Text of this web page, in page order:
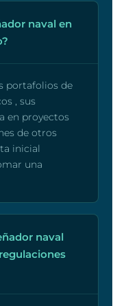
naval en
portafolios de
, sus
en proyectos
de otros
inicial
una
naval